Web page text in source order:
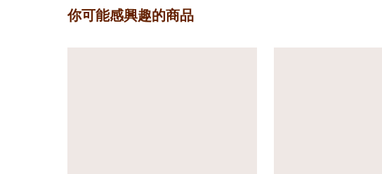
你可能感興趣的商品